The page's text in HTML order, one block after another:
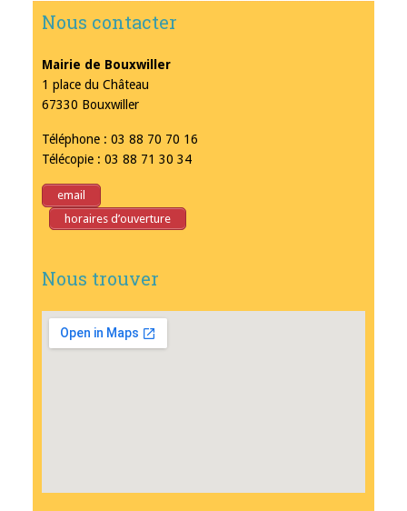
Nous contacter
Mairie de Bouxwiller
1 place du Château
67330 Bouxwiller
Téléphone : 03 88 70 70 16
Télécopie : 03 88 71 30 34
email
horaires d’ouverture
Nous trouver